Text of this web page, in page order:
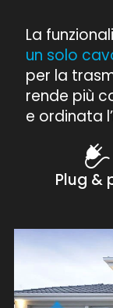
La
un solo
per la
rende più
e ordinata
Plug &